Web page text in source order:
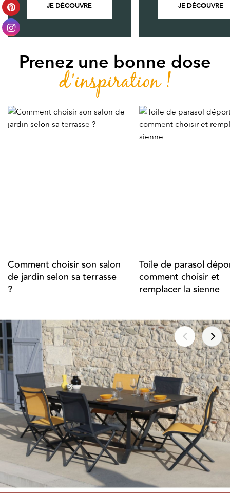
JE DÉCOUVRE JE DÉCOUVRE
Prenez une bonne dose
d’inspiration !
Comment choisir son salon
de jardin selon sa terrasse
?
Toile de parasol
comment choisir et
remplacer la sienne